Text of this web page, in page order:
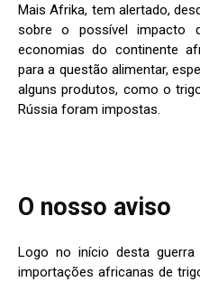
Mais Afrika, tem alertado,
sobre o possível impacto
economias do continente
para a questão alimentar,
alguns produtos, como o
Rússia foram impostas.
O nosso aviso
Logo no início desta
importações africanas de